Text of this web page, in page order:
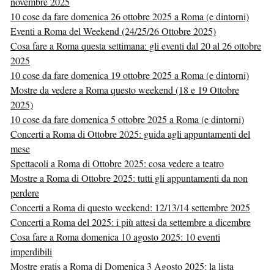
10 cose da fare domenica 26 ottobre 2025 a Roma (e dintorni)
Eventi a Roma del Weekend (24/25/26 Ottobre 2025)
Cosa fare a Roma questa settimana: gli eventi dal 20 al 26 ottobre
2025
10 cose da fare domenica 19 ottobre 2025 a Roma (e dintorni)
Mostre da vedere a Roma questo weekend (18 e 19 Ottobre
2025)
10 cose da fare domenica 5 ottobre 2025 a Roma (e dintorni)
Concerti a Roma di Ottobre 2025: guida agli appuntamenti del
mese
Spettacoli a Roma di Ottobre 2025: cosa vedere a teatro
Mostre a Roma di Ottobre 2025: tutti gli appuntamenti da non
perdere
Concerti a Roma di questo weekend: 12/13/14 settembre 2025
Concerti a Roma del 2025: i più attesi da settembre a dicembre
Cosa fare a Roma domenica 10 agosto 2025: 10 eventi
imperdibili
Mostre gratis a Roma di Domenica 3 Agosto 2025: la lista